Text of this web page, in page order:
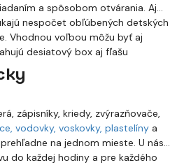
a spôsobom otvárania. Aj
nespočet obľúbených detských
Vhodnou voľbou môžu byť aj
desiatový box aj fľašu
zápisníky, kriedy, zvýrazňovače,
vodovky, voskovky, plastelíny a
na jednom mieste. U nás
do každej hodiny a pre každého